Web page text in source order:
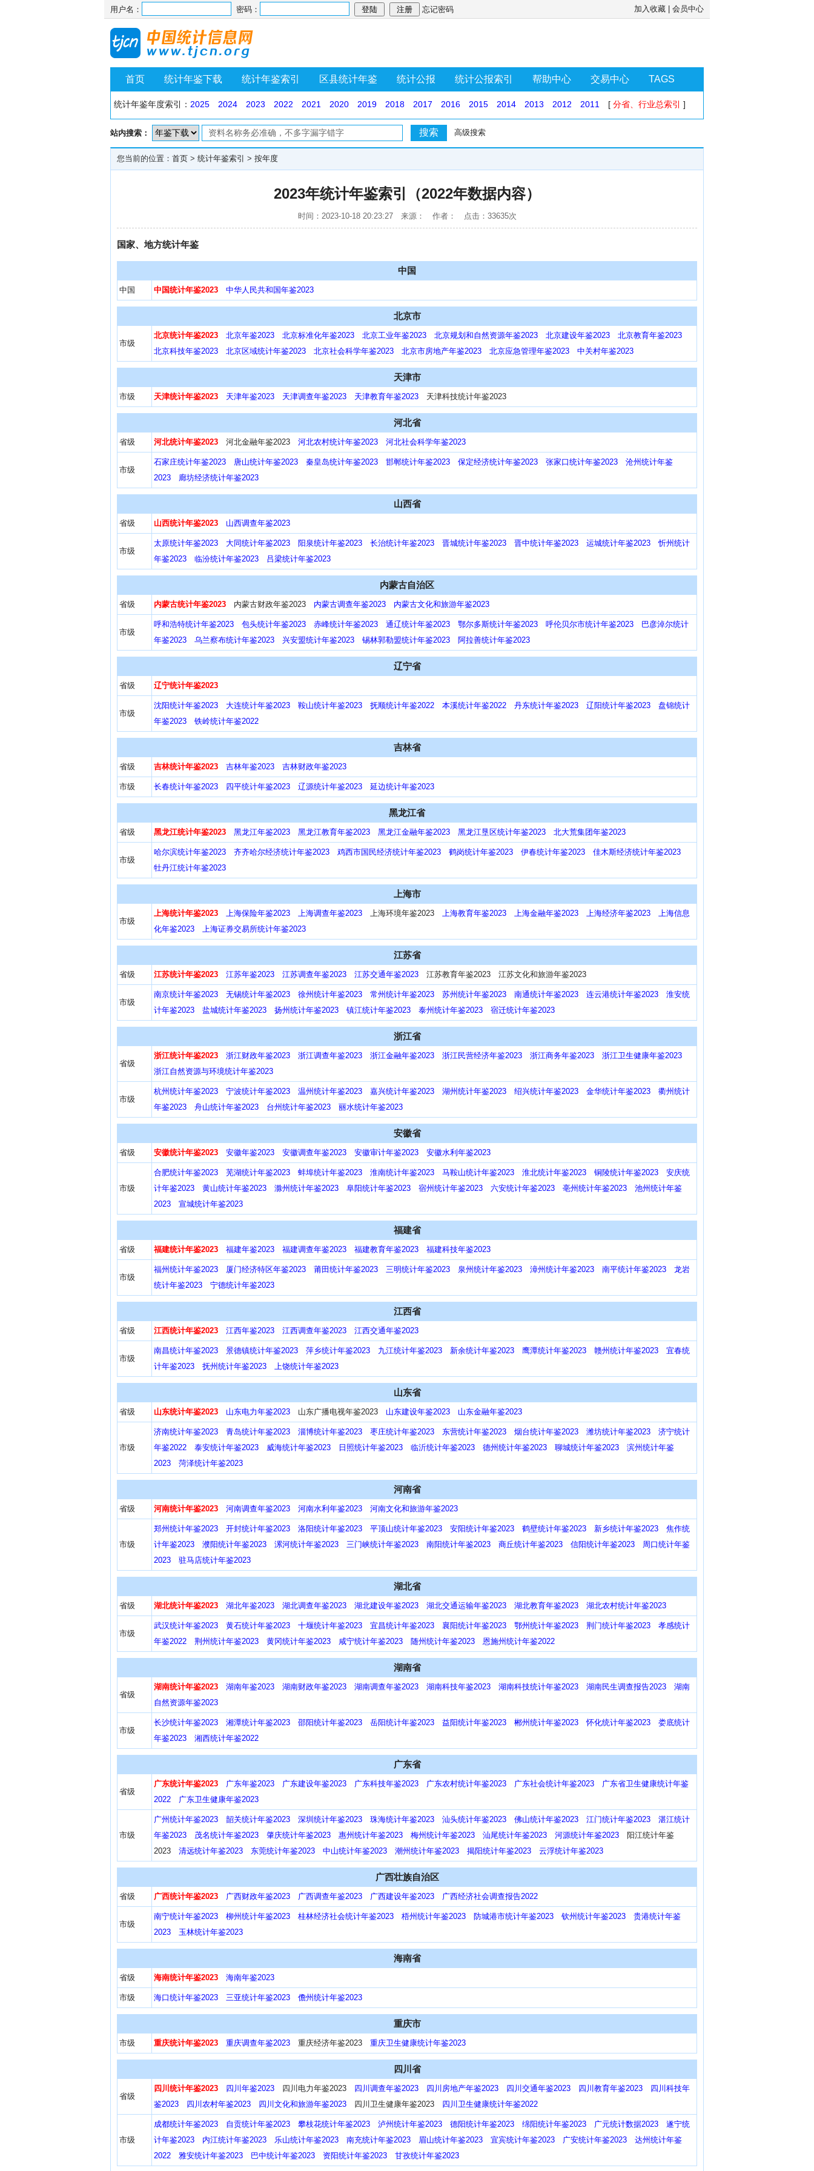
用户名： 密码： 忘记密码 加入收藏 会员中心
首页 统计年鉴下载 统计年鉴索引 区县统计年鉴 统计公报 统计公报索引 帮助中心 交易中心 TAGS
统计年鉴年度索引： 2025 2024 2023 2022 2021 2020 2019 2018 2017 2016 2015 2014 2013 2012 2011 [ 分省、行业总索引 ]
站内搜索： 高级搜索
您当前的位置： 首页 > 统计年鉴索引 > 按年度
2023年统计年鉴索引（2022年数据内容）
时间：2023-10-18 20:23:27 来源： 作者： 点击：33635次
国家、地方统计年鉴
中国
中国 中国统计年鉴2023 中华人民共和国年鉴2023
北京市
市级
北京统计年鉴2023 北京年鉴2023 北京标准化年鉴2023 北京工业年鉴2023 北京规划和自然资源年鉴2023 北京建设年鉴2023
北京教育年鉴2023
北京科技年鉴2023
北京区域统计年鉴2023 北京社会科学年鉴2023 北京市房地产年鉴2023 北京应急管理年鉴2023 中关村年鉴2023
天津市
市级 天津统计年鉴2023 天津年鉴2023 天津调查年鉴2023 天津教育年鉴2023 天津科技统计年鉴2023
河北省
省级 河北统计年鉴2023 河北金融年鉴2023 河北农村统计年鉴2023 河北社会科学年鉴2023
市级
石家庄统计年鉴2023 唐山统计年鉴2023 秦皇岛统计年鉴2023 邯郸统计年鉴2023 保定经济统计年鉴2023 张家口统计年鉴2023
沧州统计年鉴
2023
廊坊经济统计年鉴2023
山西省
省级 山西统计年鉴2023 山西调查年鉴2023
市级
太原统计年鉴2023 大同统计年鉴2023 阳泉统计年鉴2023 长治统计年鉴2023 晋城统计年鉴2023 晋中统计年鉴2023 运城统计年鉴2023
忻州统计
年鉴2023
临汾统计年鉴2023 吕梁统计年鉴2023
内蒙古自治区
省级 内蒙古统计年鉴2023 内蒙古财政年鉴2023 内蒙古调查年鉴2023 内蒙古文化和旅游年鉴2023
市级
呼和浩特统计年鉴2023 包头统计年鉴2023 赤峰统计年鉴2023 通辽统计年鉴2023 鄂尔多斯统计年鉴2023 呼伦贝尔市统计年鉴2023
巴彦淖尔统计
年鉴2023
乌兰察布统计年鉴2023 兴安盟统计年鉴2023 锡林郭勒盟统计年鉴2023 阿拉善统计年鉴2023
辽宁省
省级 辽宁统计年鉴2023
市级
沈阳统计年鉴2023 大连统计年鉴2023 鞍山统计年鉴2023 抚顺统计年鉴2022 本溪统计年鉴2022 丹东统计年鉴2023 辽阳统计年鉴2023
盘锦统计
年鉴2023
铁岭统计年鉴2022
吉林省
省级 吉林统计年鉴2023 吉林年鉴2023 吉林财政年鉴2023
市级 长春统计年鉴2023 四平统计年鉴2023 辽源统计年鉴2023 延边统计年鉴2023
黑龙江省
省级 黑龙江统计年鉴2023 黑龙江年鉴2023 黑龙江教育年鉴2023 黑龙江金融年鉴2023 黑龙江垦区统计年鉴2023 北大荒集团年鉴2023
市级
哈尔滨统计年鉴2023 齐齐哈尔经济统计年鉴2023 鸡西市国民经济统计年鉴2023 鹤岗统计年鉴2023 伊春统计年鉴2023
佳木斯经济统计年鉴2023
牡丹江统计年鉴2023
上海市
市级
上海统计年鉴2023 上海保险年鉴2023 上海调查年鉴2023 上海环境年鉴2023 上海教育年鉴2023 上海金融年鉴2023 上海经济年鉴2023
上海信息
化年鉴2023
上海证券交易所统计年鉴2023
江苏省
省级 江苏统计年鉴2023 江苏年鉴2023 江苏调查年鉴2023 江苏交通年鉴2023 江苏教育年鉴2023 江苏文化和旅游年鉴2023
市级
南京统计年鉴2023 无锡统计年鉴2023 徐州统计年鉴2023 常州统计年鉴2023 苏州统计年鉴2023 南通统计年鉴2023 连云港统计年鉴2023
淮安统
计年鉴2023
盐城统计年鉴2023 扬州统计年鉴2023 镇江统计年鉴2023 泰州统计年鉴2023 宿迁统计年鉴2023
浙江省
省级
浙江统计年鉴2023 浙江财政年鉴2023 浙江调查年鉴2023 浙江金融年鉴2023 浙江民营经济年鉴2023 浙江商务年鉴2023
浙江卫生健康年鉴2023
浙江自然资源与环境统计年鉴2023
市级
杭州统计年鉴2023 宁波统计年鉴2023 温州统计年鉴2023 嘉兴统计年鉴2023 湖州统计年鉴2023 绍兴统计年鉴2023 金华统计年鉴2023
衢州统计
年鉴2023
舟山统计年鉴2023 台州统计年鉴2023 丽水统计年鉴2023
安徽省
省级 安徽统计年鉴2023 安徽年鉴2023 安徽调查年鉴2023 安徽审计年鉴2023 安徽水利年鉴2023
市级
合肥统计年鉴2023 芜湖统计年鉴2023 蚌埠统计年鉴2023 淮南统计年鉴2023 马鞍山统计年鉴2023 淮北统计年鉴2023 铜陵统计年鉴2023
安庆统
计年鉴2023
黄山统计年鉴2023 滁州统计年鉴2023 阜阳统计年鉴2023 宿州统计年鉴2023 六安统计年鉴2023 亳州统计年鉴2023
池州统计年鉴
2023
宣城统计年鉴2023
福建省
省级 福建统计年鉴2023 福建年鉴2023 福建调查年鉴2023 福建教育年鉴2023 福建科技年鉴2023
市级
福州统计年鉴2023 厦门经济特区年鉴2023 莆田统计年鉴2023 三明统计年鉴2023 泉州统计年鉴2023 漳州统计年鉴2023 南平统计年鉴2023
龙岩
统计年鉴2023
宁德统计年鉴2023
江西省
省级 江西统计年鉴2023 江西年鉴2023 江西调查年鉴2023 江西交通年鉴2023
市级
南昌统计年鉴2023 景德镇统计年鉴2023 萍乡统计年鉴2023 九江统计年鉴2023 新余统计年鉴2023 鹰潭统计年鉴2023 赣州统计年鉴2023
宜春统
计年鉴2023
抚州统计年鉴2023 上饶统计年鉴2023
山东省
省级 山东统计年鉴2023 山东电力年鉴2023 山东广播电视年鉴2023 山东建设年鉴2023 山东金融年鉴2023
市级
济南统计年鉴2023 青岛统计年鉴2023 淄博统计年鉴2023 枣庄统计年鉴2023 东营统计年鉴2023 烟台统计年鉴2023 潍坊统计年鉴2023
济宁统计
年鉴2022
泰安统计年鉴2023 威海统计年鉴2023 日照统计年鉴2023 临沂统计年鉴2023 德州统计年鉴2023 聊城统计年鉴2023
滨州统计年鉴
2023
菏泽统计年鉴2023
河南省
省级 河南统计年鉴2023 河南调查年鉴2023 河南水利年鉴2023 河南文化和旅游年鉴2023
市级
郑州统计年鉴2023 开封统计年鉴2023 洛阳统计年鉴2023 平顶山统计年鉴2023 安阳统计年鉴2023 鹤壁统计年鉴2023 新乡统计年鉴2023
焦作统
计年鉴2023
濮阳统计年鉴2023 漯河统计年鉴2023 三门峡统计年鉴2023 南阳统计年鉴2023 商丘统计年鉴2023 信阳统计年鉴2023
周口统计年鉴
2023
驻马店统计年鉴2023
湖北省
省级 湖北统计年鉴2023 湖北年鉴2023 湖北调查年鉴2023 湖北建设年鉴2023 湖北交通运输年鉴2023 湖北教育年鉴2023 湖北农村统计年鉴2023
市级
武汉统计年鉴2023 黄石统计年鉴2023 十堰统计年鉴2023 宜昌统计年鉴2023 襄阳统计年鉴2023 鄂州统计年鉴2023 荆门统计年鉴2023
孝感统计
年鉴2022
荆州统计年鉴2023 黄冈统计年鉴2023 咸宁统计年鉴2023 随州统计年鉴2023 恩施州统计年鉴2022
湖南省
省级
湖南统计年鉴2023 湖南年鉴2023 湖南财政年鉴2023 湖南调查年鉴2023 湖南科技年鉴2023 湖南科技统计年鉴2023 湖南民生调查报告2023
湖南
自然资源年鉴2023
市级
长沙统计年鉴2023 湘潭统计年鉴2023 邵阳统计年鉴2023 岳阳统计年鉴2023 益阳统计年鉴2023 郴州统计年鉴2023 怀化统计年鉴2023
娄底统计
年鉴2023
湘西统计年鉴2022
广东省
省级
广东统计年鉴2023 广东年鉴2023 广东建设年鉴2023 广东科技年鉴2023 广东农村统计年鉴2023 广东社会统计年鉴2023
广东省卫生健康统计年鉴
2022
广东卫生健康年鉴2023
市级
广州统计年鉴2023 韶关统计年鉴2023 深圳统计年鉴2023 珠海统计年鉴2023 汕头统计年鉴2023 佛山统计年鉴2023 江门统计年鉴2023
湛江统计
年鉴2023
茂名统计年鉴2023 肇庆统计年鉴2023 惠州统计年鉴2023 梅州统计年鉴2023 汕尾统计年鉴2023 河源统计年鉴2023 阳江统计年鉴
2023 清远统计年鉴2023 东莞统计年鉴2023 中山统计年鉴2023 潮州统计年鉴2023 揭阳统计年鉴2023 云浮统计年鉴2023
广西壮族自治区
省级 广西统计年鉴2023 广西财政年鉴2023 广西调查年鉴2023 广西建设年鉴2023 广西经济社会调查报告2022
市级
南宁统计年鉴2023 柳州统计年鉴2023 桂林经济社会统计年鉴2023 梧州统计年鉴2023 防城港市统计年鉴2023 钦州统计年鉴2023
贵港统计年鉴
2023
玉林统计年鉴2023
海南省
省级 海南统计年鉴2023 海南年鉴2023
市级 海口统计年鉴2023 三亚统计年鉴2023 儋州统计年鉴2023
重庆市
市级 重庆统计年鉴2023 重庆调查年鉴2023 重庆经济年鉴2023 重庆卫生健康统计年鉴2023
四川省
省级
四川统计年鉴2023 四川年鉴2023 四川电力年鉴2023 四川调查年鉴2023 四川房地产年鉴2023 四川交通年鉴2023 四川教育年鉴2023
四川科技年
鉴2023
四川农村年鉴2023 四川文化和旅游年鉴2023 四川卫生健康年鉴2023 四川卫生健康统计年鉴2022
市级
成都统计年鉴2023 自贡统计年鉴2023 攀枝花统计年鉴2023 泸州统计年鉴2023 德阳统计年鉴2023 绵阳统计年鉴2023 广元统计数据2023
遂宁统
计年鉴2023
内江统计年鉴2023 乐山统计年鉴2023 南充统计年鉴2023 眉山统计年鉴2023 宜宾统计年鉴2023 广安统计年鉴2023
达州统计年鉴
2022
雅安统计年鉴2023 巴中统计年鉴2023 资阳统计年鉴2023 甘孜统计年鉴2023